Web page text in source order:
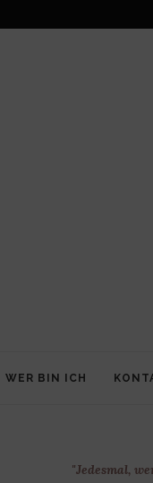
WER BIN ICH
"Jedesmal,